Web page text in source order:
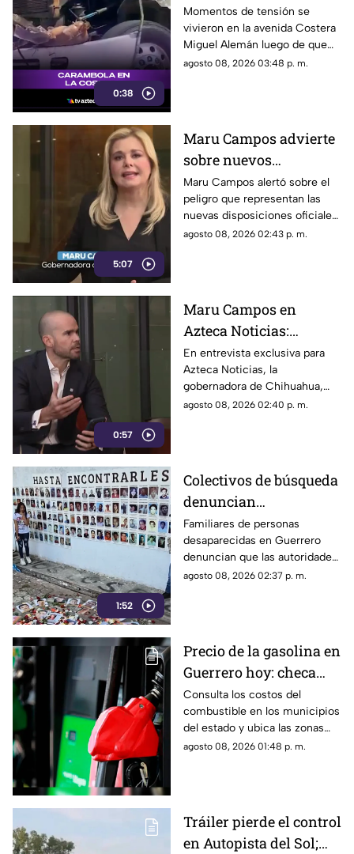
0:38
urbano pierde el
control y choca contra
autos en plena Costera
Miguel Alemán
Momentos de tensión se
vivieron en la avenida Costera
Miguel Alemán luego de que
un camión urbano se estrellara
agosto 08, 2026 03:48 p. m.
5:07
Maru Campos advierte
sobre nuevos
lineamientos: Alerta
que buscan sancionar a
medios críticos y
limitar la libertad de
Maru Campos alertó sobre el
peligro que representan las
nuevas disposiciones oficiales,
las cuales podrían utilizarse
agosto 08, 2026 02:43 p. m.
0:57
Maru Campos en
Azteca Noticias:
Advierte que nuevos
lineamientos del
Gobierno Federal
amenazan la libertad
En entrevista exclusiva para
Azteca Noticias, la
gobernadora de Chihuahua,
Maru Campos, alzó la voz
expresión.
agosto 08, 2026 02:40 p. m.
1:52
Colectivos de búsqueda
denuncian
restricciones para
ingresar a la sierra de
Chilpancingo
Familiares de personas
desaparecidas en Guerrero
denuncian que las autoridades
les negaron el
difusión.
agosto 08, 2026 02:37 p. m.
Precio de la gasolina en
Guerrero hoy: checa
cuánto cuestan los
litros
Consulta los costos del
combustible en los municipios
del estado y ubica las zonas
con las tarifas más accesibles
agosto 08, 2026 01:48 p. m.
Tráiler pierde el control
en Autopista del Sol;